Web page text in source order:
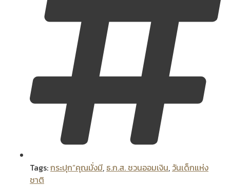
Tags:กระปุก“คุณมั่งมี, ธ.ก.ส. ชวนออมเงิน, วันเด็กแห่ง
ชาติ